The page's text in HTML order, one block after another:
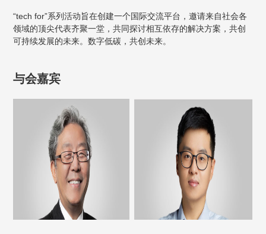
“tech for”系列活动旨在创建一个国际交流平台，邀请来自社会各
领域的顶尖代表齐聚一堂，共同探讨相互依存的解决方案，共创
可持续发展的未来。数字低碳，共创未来。
与会嘉宾